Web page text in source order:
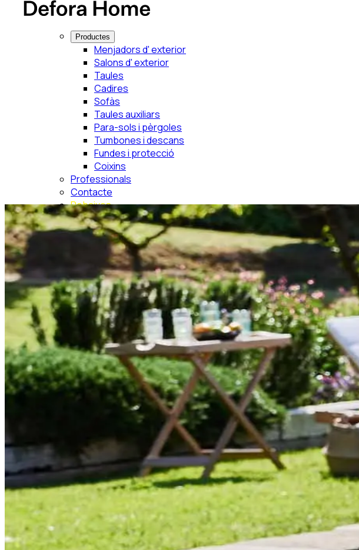
Productes
Menjadors d' exterior
Salons d' exterior
Taules
Cadires
Sofàs
Taules auxiliars
Para-sols i pèrgoles
Tumbones i descans
Fundes i protecció
Coixins
Professionals
Contacte
Rebaixes